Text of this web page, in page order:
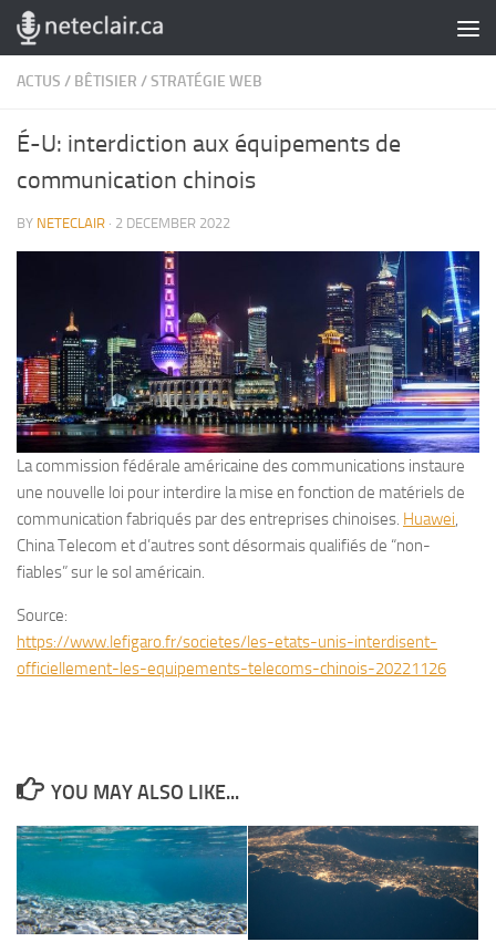
Skip to content
ACTUS / BÊTISIER /STRATÉGIE WEB
É-U: interdiction aux équipements de
communication chinois
BY NETECLAIR · 2 DECEMBER 2022
La commission fédérale américaine des communications instaure
une nouvelle loi pour interdire la mise en fonction de matériels de
communication fabriqués par des entreprises chinoises. Huawei,
China Telecom et d’autres sont désormais qualifiés de “non-
fiables” sur le sol américain.
Source:
https://www.lefigaro.fr/societes/les-etats-unis-interdisent-
officiellement-les-equipements-telecoms-chinois-20221126
YOU MAY ALSO LIKE...